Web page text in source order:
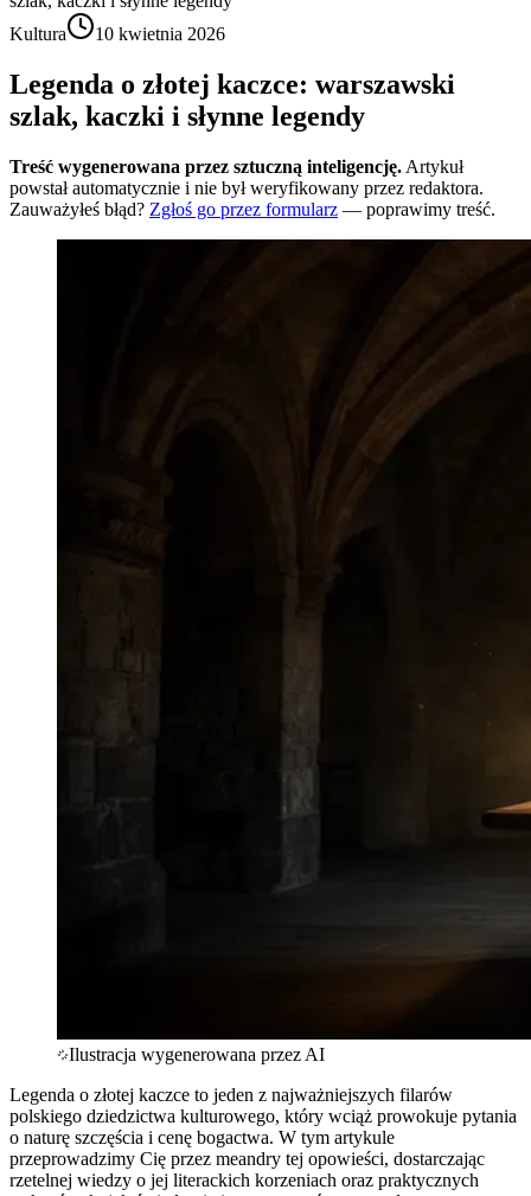
Kultura
10 kwietnia 2026
Legenda o złotej kaczce: warszawski
szlak, kaczki i słynne legendy
Treść wygenerowana przez sztuczną inteligencję. Artykuł
powstał automatycznie i nie był weryfikowany przez redaktora.
Zauważyłeś błąd? Zgłoś go przez formularz — poprawimy treść.
Ilustracja wygenerowana przez AI
Legenda o złotej kaczce to jeden z najważniejszych filarów
polskiego dziedzictwa kulturowego, który wciąż prowokuje pytania
o naturę szczęścia i cenę bogactwa. W tym artykule
przeprowadzimy Cię przez meandry tej opowieści, dostarczając
rzetelnej wiedzy o jej literackich korzeniach oraz praktycznych